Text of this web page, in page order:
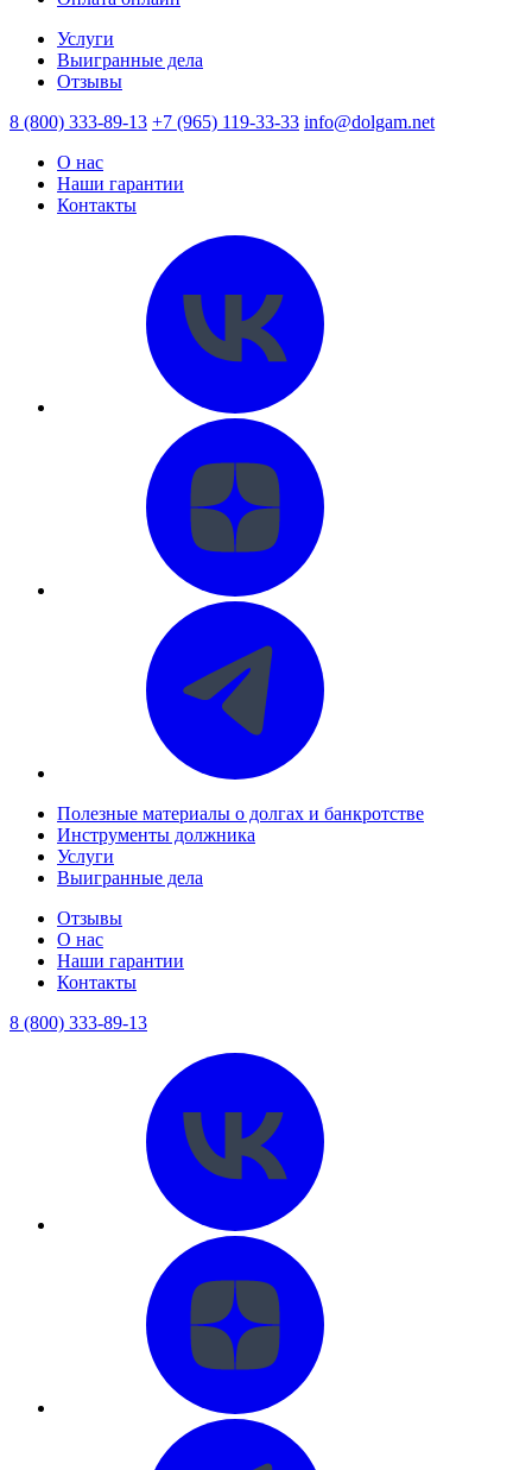
Услуги
Выигранные дела
Отзывы
8 (800) 333-89-13 +7 (965) 119-33-33 info@dolgam.net
О нас
Наши гарантии
Контакты
Полезные материалы о долгах и банкротстве
Инструменты должника
Услуги
Выигранные дела
Отзывы
О нас
Наши гарантии
Контакты
8 (800) 333-89-13